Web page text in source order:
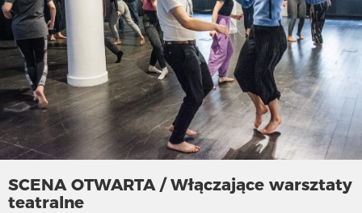
SCENA OTWARTA / Włączające warsztaty
teatralne